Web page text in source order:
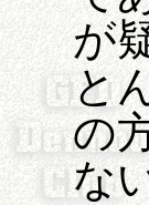
が
と
の
な